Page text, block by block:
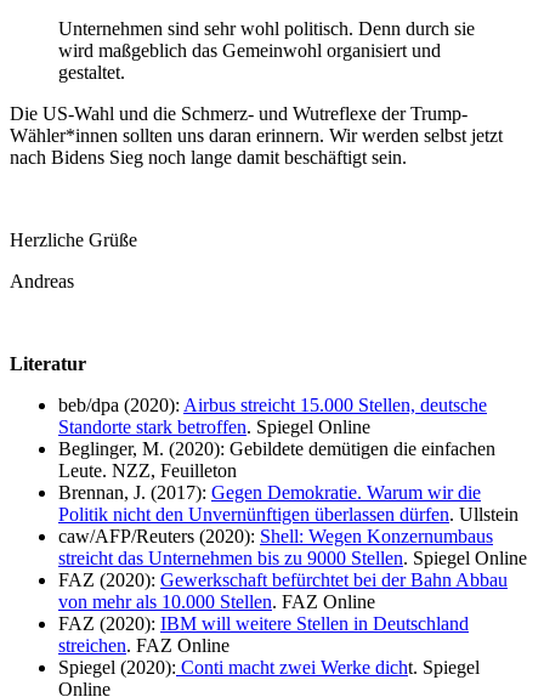
Unternehmen sind sehr wohl politisch. Denn durch sie
wird maßgeblich das Gemeinwohl organisiert und
gestaltet.
Die US-Wahl und die Schmerz- und Wutreflexe der Trump-
Wähler*innen sollten uns daran erinnern. Wir werden selbst jetzt
nach Bidens Sieg noch lange damit beschäftigt sein.
Herzliche Grüße
Andreas
Literatur
beb/dpa (2020): Airbus streicht 15.000 Stellen, deutsche
Standorte stark betroffen. Spiegel Online
Beglinger, M. (2020): Gebildete demütigen die einfachen
Leute. NZZ, Feuilleton
Brennan, J. (2017): Gegen Demokratie. Warum wir die
Politik nicht den Unvernünftigen überlassen dürfen. Ullstein
caw/AFP/Reuters (2020): Shell: Wegen Konzernumbaus
streicht das Unternehmen bis zu 9000 Stellen. Spiegel Online
FAZ (2020): Gewerkschaft befürchtet bei der Bahn Abbau
von mehr als 10.000 Stellen. FAZ Online
FAZ (2020): IBM will weitere Stellen in Deutschland
streichen. FAZ Online
Spiegel (2020): Conti macht zwei Werke dicht. Spiegel
Online